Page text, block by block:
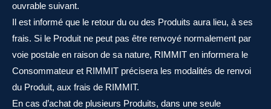
ouvrable suivant.
Il est informé que le retour du ou des Produits aura lieu, à ses
frais. Si le Produit ne peut pas être renvoyé normalement par
voie postale en raison de sa nature, RIMMIT en informera le
Consommateur et RIMMIT précisera les modalités de renvoi
du Produit, aux frais de RIMMIT.
En cas d’achat de plusieurs Produits, dans une seule